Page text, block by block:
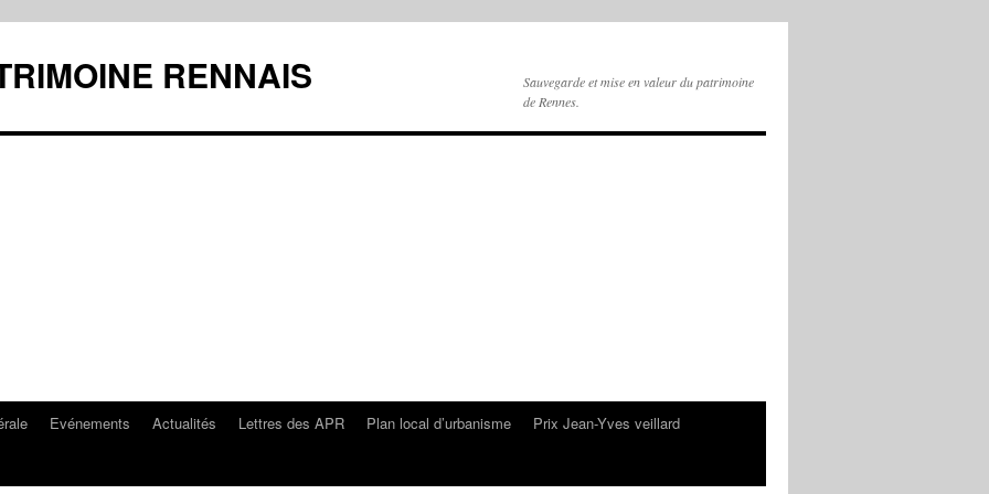
RENNAIS
Sauvegarde et mise en valeur du patrimoine
de Rennes.
Evénements Actualités Lettres des APR Plan local d’urbanisme
Prix Jean-Yves veillard